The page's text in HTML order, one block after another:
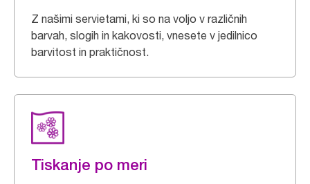
Z našimi servietami, ki so na voljo v različnih
barvah, slogih in kakovosti, vnesete v jedilnico
barvitost in praktičnost.
Tiskanje po meri